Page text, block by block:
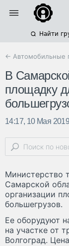
Найти
← Автомобильные
В
площадку
14:17, 10 Мая 2019
Министерство
Самарской
организации
большегрузов.
Ее оборудуют
на участке от
Волгоград.